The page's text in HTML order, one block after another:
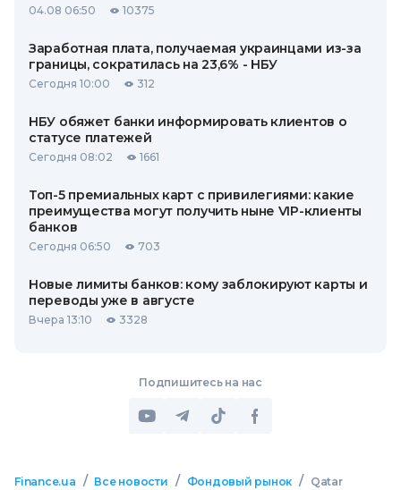
04.08 06:50 10375
Заработная плата, получаемая украинцами из-за
границы, сократилась на 23,6% - НБУ
Сегодня 10:00 312
НБУ обяжет банки информировать клиентов о
статусе платежей
Сегодня 08:02 1661
Топ-5 премиальных карт с привилегиями: какие
преимущества могут получить ныне VIP-клиенты
банков
Сегодня 06:50 703
Новые лимиты банков: кому заблокируют карты и
переводы уже в августе
Вчера 13:10 3328
Подпишитесь на нас
Finance.ua / Все новости / Фондовый рынок /
Qatar